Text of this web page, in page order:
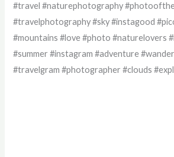
#travel #naturephotography
#travelphotography #sky #instagood
#mountains #love #photo #naturelovers
#summer #instagram #adventure
#travelgram #photographer #clouds